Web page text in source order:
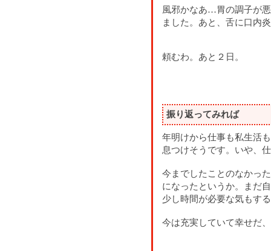
風邪かなあ…胃の調子が
ました。あと、舌に口内
頼むわ。あと２日。
振り返ってみれば
年明けから仕事も私生活
息つけそうです。いや、
今までしたことのなかっ
になったというか。まだ
少し時間が必要な気もす
今は充実していて幸せだ